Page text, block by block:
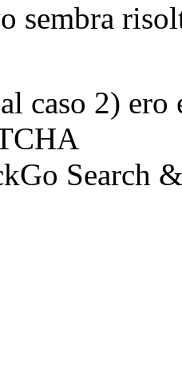
sembra
caso 2)
Search